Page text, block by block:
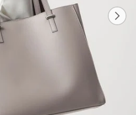
DK.GRAY / FREE
163cm